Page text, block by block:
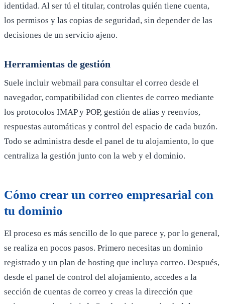
identidad. Al ser tú el titular, controlas quién tiene cuenta,
los permisos y las copias de seguridad, sin depender de las
decisiones de un servicio ajeno.
Herramientas de gestión
Suele incluir webmail para consultar el correo desde el
navegador, compatibilidad con clientes de correo mediante
los protocolos IMAP y POP, gestión de alias y reenvíos,
respuestas automáticas y control del espacio de cada buzón.
Todo se administra desde el panel de tu alojamiento, lo que
centraliza la gestión junto con la web y el dominio.
Cómo crear un correo empresarial con
tu dominio
El proceso es más sencillo de lo que parece y, por lo general,
se realiza en pocos pasos. Primero necesitas un dominio
registrado y un plan de hosting que incluya correo. Después,
desde el panel de control del alojamiento, accedes a la
sección de cuentas de correo y creas la dirección que